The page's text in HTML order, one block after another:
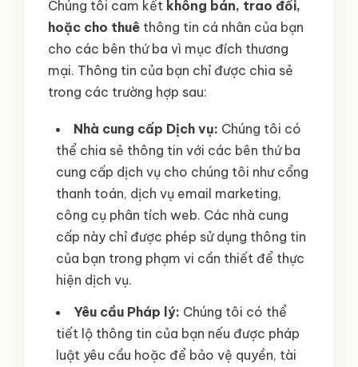
Chúng tôi cam kết không bán, trao đổi,
hoặc cho thuê thông tin cá nhân của bạn
cho các bên thứ ba vì mục đích thương
mại. Thông tin của bạn chỉ được chia sẻ
trong các trường hợp sau:
Nhà cung cấp Dịch vụ: Chúng tôi có
thể chia sẻ thông tin với các bên thứ ba
cung cấp dịch vụ cho chúng tôi như cổng
thanh toán, dịch vụ email marketing,
công cụ phân tích web. Các nhà cung
cấp này chỉ được phép sử dụng thông tin
của bạn trong phạm vi cần thiết để thực
hiện dịch vụ.
Yêu cầu Pháp lý: Chúng tôi có thể
tiết lộ thông tin của bạn nếu được pháp
luật yêu cầu hoặc để bảo vệ quyền, tài